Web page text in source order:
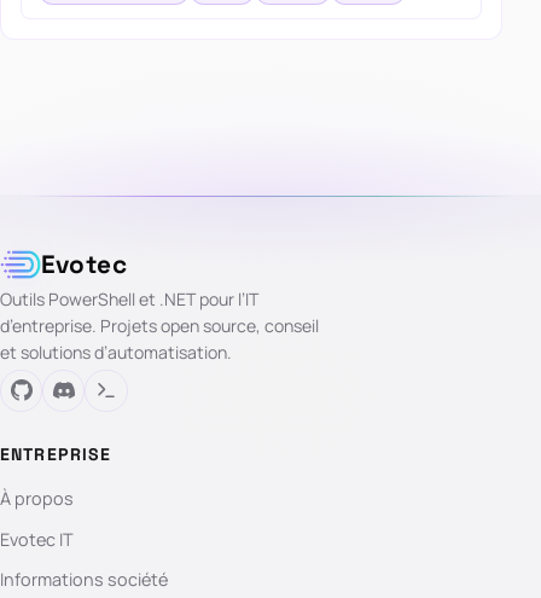
Evotec
Outils PowerShell et .NET pour l’IT
d’entreprise. Projets open source, conseil
et solutions d’automatisation.
ENTREPRISE
À propos
Evotec IT
Informations société